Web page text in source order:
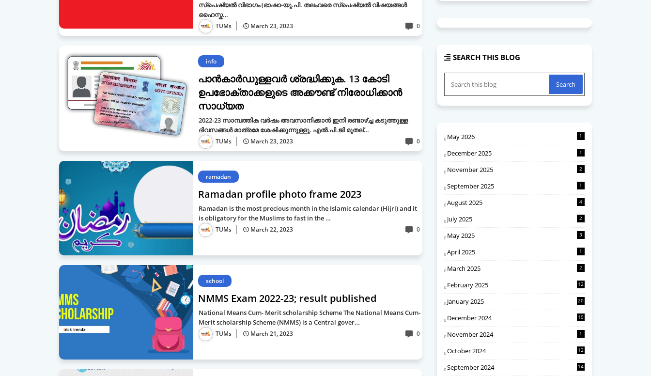
സ്പെഷ്യൽ വിഭാഗം (ഭാഷാ-യു.പി. തലംവരെ സ്പെഷ്യൽ വിഷയങ്ങൾ
ഹൈസ്ക…
TUMs March 23, 2023 0
info
പാന്‍കാര്‍ഡുള്ളവര്‍ ശ്രദ്ധിക്കുക. 13 കോടി
ഉപഭോക്താക്കളുടെ അക്കൗണ്ട് നിരോധിക്കാന്‍
സാധ്യത
2022-23 സാമ്പത്തിക വര്‍ഷം അവസാനിക്കാന്‍ ഇനി രണ്ടാഴ്ച്ച കടുത്തുള്ള
ദിവസങ്ങൾ മാത്രമേ ശേഷിക്കുന്നുള്ളു. എല്‍.പി.ജി മുതല്…
TUMs March 23, 2023 0
ramadan
Ramadan profile photo frame 2023
Ramadan is the most precious month in the Islamic calendar (Hijri) and it
is obligatory for the Muslims to fast in the …
TUMs March 22, 2023 0
school
NMMS Exam 2022-23; result published
National Means Cum- Merit scholarship Scheme The National Means Cum-
Merit scholarship Scheme (NMMS) is a Central gover…
TUMs March 21, 2023 0
SEARCH THIS BLOG
May 2026 1
December 2025 1
November 2025 2
September 2025 1
August 2025 4
July 2025 2
May 2025 3
April 2025 1
March 2025 2
February 2025 12
January 2025 20
December 2024 19
November 2024 1
October 2024 12
September 2024 14